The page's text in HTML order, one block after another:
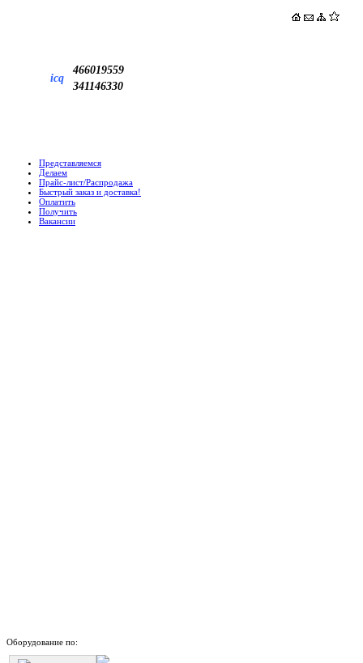
icq
466019559
341146330
Представляемся
Делаем
Прайс-лист/Распродажа
Быстрый заказ и доставка!
Оплатить
Получить
Вакансии
Оборудование по: